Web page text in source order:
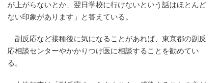
が上がらないとか、翌日学校に行けないという話はほとんど
ない印象があります」と答えている。
副反応など接種後に気になることがあれば、東京都の副反
応相談センターやかかりつけ医に相談することを勧めてい
る。